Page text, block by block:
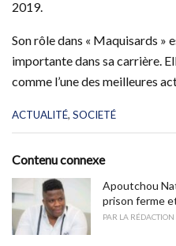
2019.
Son rôle dans « Maquisards »
importante dans sa carrière.
comme l’une des meilleures
C
e
r
e
ACTUALITÉ, SOCIETÉ
Contenu connexe
Apoutchou
prison ferme
PAR LA RÉDACTION